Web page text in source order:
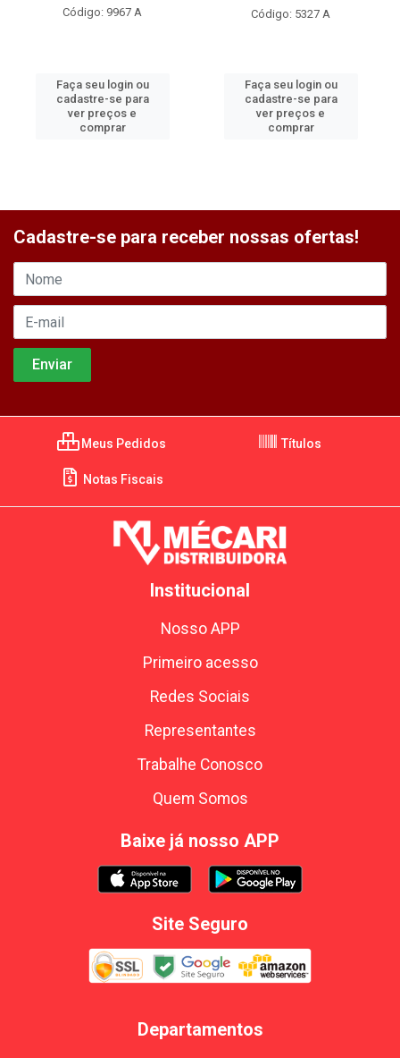
Código: 9967 A
Faça seu login ou
cadastre-se para
ver preços e
comprar
Código: 5327 A
Faça seu login ou
cadastre-se para
ver preços e
comprar
Cadastre-se para receber nossas ofertas!
Meus Pedidos Títulos
Notas Fiscais
Institucional
Nosso APP
Primeiro acesso
Redes Sociais
Representantes
Trabalhe Conosco
Quem Somos
Baixe já nosso APP
Site Seguro
Departamentos